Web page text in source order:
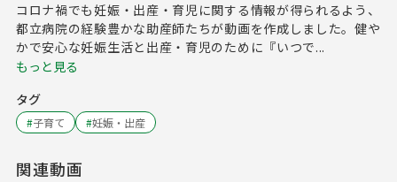
コロナ禍でも妊娠・出産・育児に関する情報が得られるよう、
都立病院の経験豊かな助産師たちが動画を作成しました。健や
かで安心な妊娠生活と出産・育児のために『いつで...
もっと見る
タグ
#子育て #妊娠・出産
関連動画